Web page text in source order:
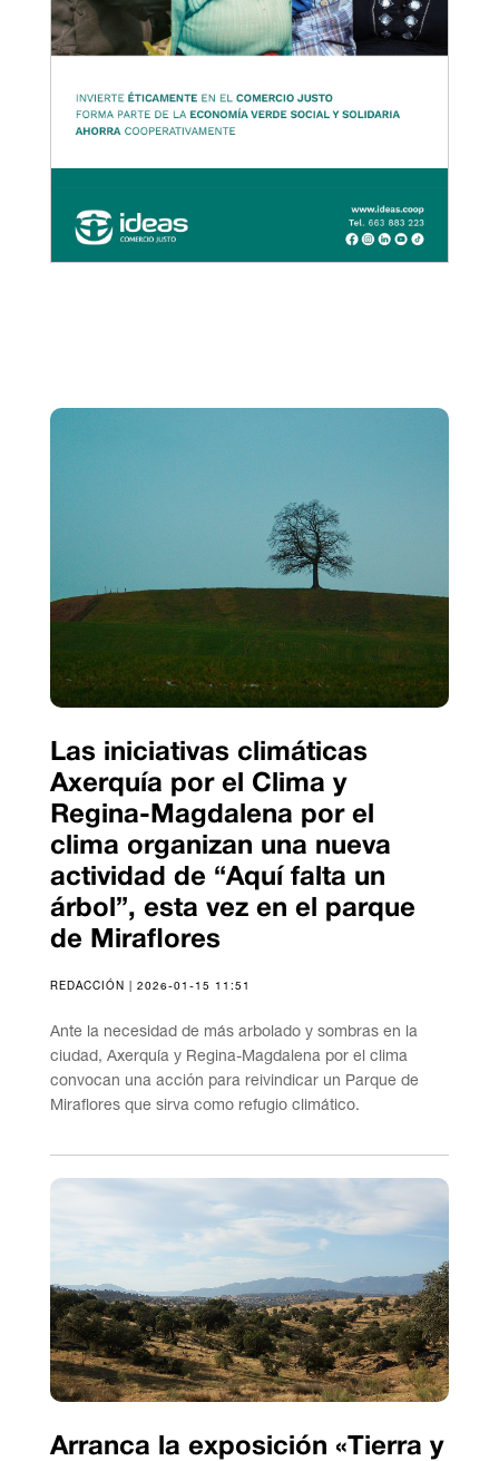
Las iniciativas climáticas
Axerquía por el Clima y
Regina-Magdalena por el
clima organizan una nueva
actividad de “Aquí falta un
árbol”, esta vez en el parque
de Miraflores
REDACCIÓN | 2026-01-15 11:51
Ante la necesidad de más arbolado y sombras en la
ciudad, Axerquía y Regina-Magdalena por el clima
convocan una acción para reivindicar un Parque de
Miraflores que sirva como refugio climático.
Arranca la exposición «Tierra y